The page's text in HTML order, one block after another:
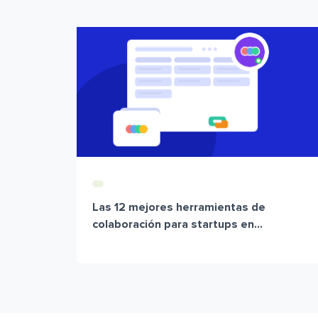
Las 12 mejores herramientas de
colaboración para startups en...